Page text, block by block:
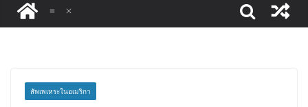
สัพเพเหระในอเมริกา